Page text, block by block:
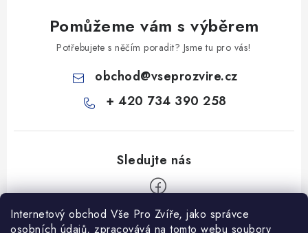
Internetový obchod Vše Pro Zvíře, jako správce
osobních údajů, zpracovává na tomto webu soubory
Pomůžeme vám s výběrem
Potřebujete s něčím poradit? Jsme tu pro vás!
obchod@vseprozvire.cz
+ 420 734 390 258